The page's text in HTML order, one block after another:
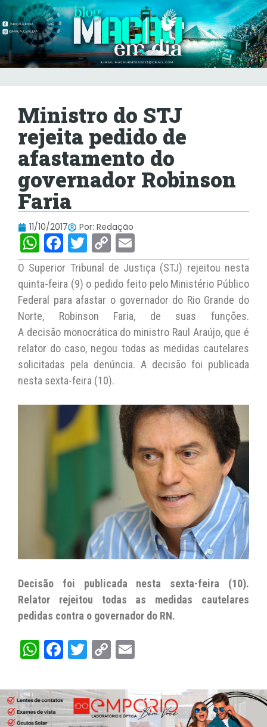
Ministro do STJ
rejeita pedido de
afastamento do
governador Robinson
Faria
11/10/2017 Por: Redação
W
h
at
s
A
p
p
F
a
c
e
b
o
o
k
T
w
itt
er
C
o
p
y
Li
n
k
m
ai
l
O Superior Tribunal de Justiça (STJ) rejeitou nesta
quinta-feira (9) o pedido feito pelo Ministério Público
Federal para afastar o governador do Rio Grande do
Norte, Robinson Faria, de suas funções.
A decisão monocrática do ministro Raul Araújo, que é
relator do caso, negou todas as medidas cautelares
solicitadas pela denúncia. A decisão foi publicada
nesta sexta-feira (10).
Decisão foi publicada nesta sexta-feira (10).
Relator rejeitou todas as medidas cautelares
pedidas contra o governador do RN.
W
ts
A
Fa
bo
ok
T
tt
er
C
y
Li
ail